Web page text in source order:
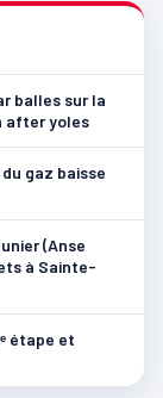
balles sur la
after yoles
gaz baisse
(Anse
à Sainte-
étape et